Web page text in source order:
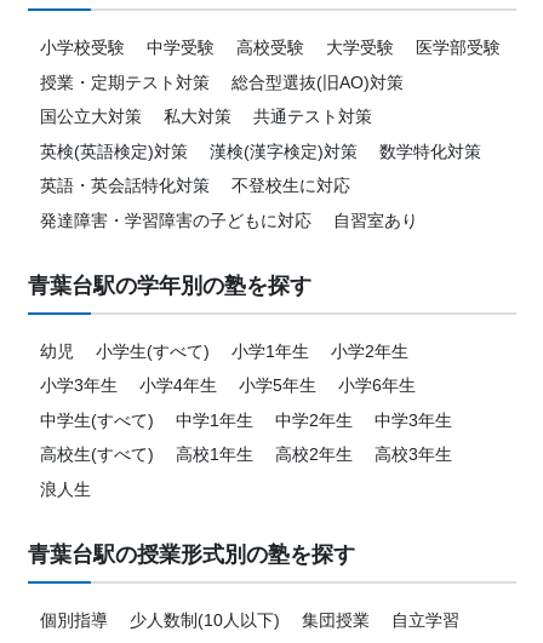
小学校受験 中学受験 高校受験 大学受験
医学部受験
授業・定期テスト対策
総合型選抜(旧AO)対策
国公立大対策
私大対策
共通テスト対策
英検(英語検定)対策
漢検(漢字検定)対策
数学特化対策
英語・英会話特化対策
不登校生に対応
発達障害・学習障害の子どもに対応
自習室あり
青葉台駅の学年別の塾を探す
幼児 小学生(すべて) 小学1年生
小学2年生
小学3年生
小学4年生 小学5年生
小学6年生
中学生(すべて)
中学1年生 中学2年生
中学3年生
高校生(すべて)
高校1年生 高校2年生
高校3年生
浪人生
青葉台駅の授業形式別の塾を探す
個別指導 少人数制(10人以下) 集団授業
自立学習